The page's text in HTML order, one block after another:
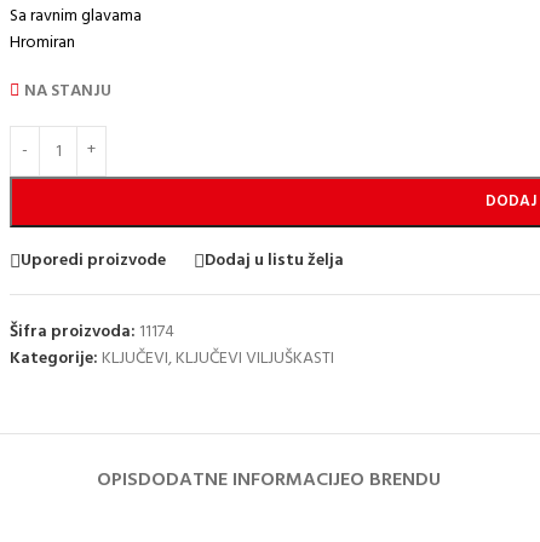
Sa ravnim glavama
Hromiran
NA STANJU
Uporedi proizvode Dodaj u listu želja
Šifra proizvoda: 11174
Kategorije: KLJUČEVI,KLJUČEVI VILJUŠKASTI
OPISDODATNE INFORMACIJEO BRENDU